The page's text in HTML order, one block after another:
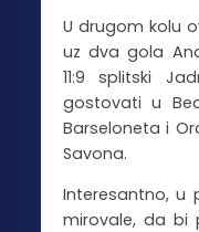
U drugom kolu
uz dva gola
11:9 splitski
gostovati u
Barseloneta i
Savona.
Interesantno, u
mirovale, da bi